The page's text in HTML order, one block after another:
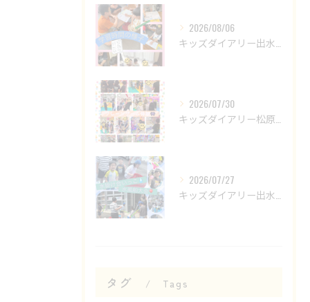
2026/08/06
2026/07/30
2026/07/27
タグ Tags